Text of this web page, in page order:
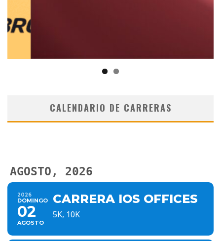
CALENDARIO DE CARRERAS
AGOSTO, 2026
2026
DOMINGO
02
AGOSTO
CARRERA IOS OFFICES
5K, 10K